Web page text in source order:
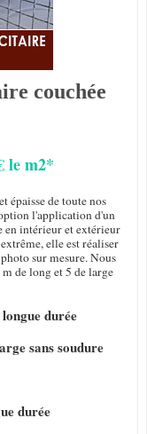
couchée
le m2*
épaisse de toute nos
l'application d'un
en intérieur et extérieur
elle est réaliser
sur mesure. Nous
de long et 5 de large
durée
sans soudure
durée